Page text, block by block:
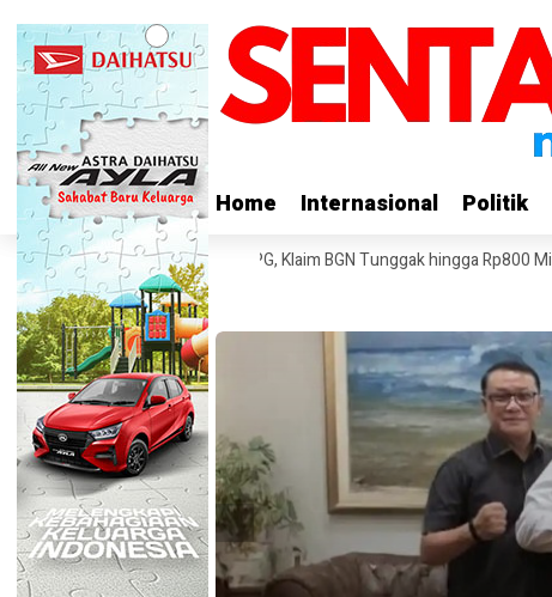
Home Internasional Politik
Home Internasional Politik
Pembayaran Proyek SPPG, Klaim BGN Tunggak hingga Rp800 Miliar